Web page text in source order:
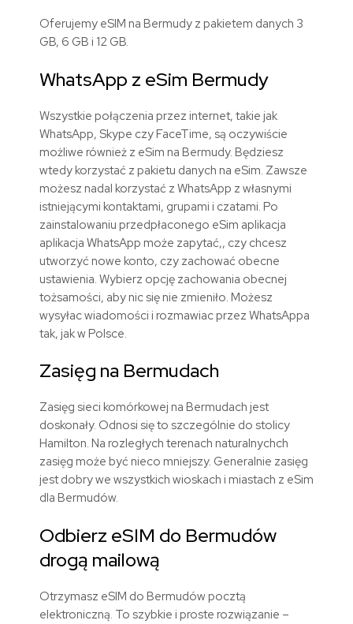
Oferujemy eSIM na Bermudy z pakietem danych 3
GB, 6 GB i 12 GB.
WhatsApp z eSim Bermudy
Wszystkie połączenia przez internet, takie jak
WhatsApp, Skype czy FaceTime, są oczywiście
możliwe również z eSim na Bermudy. Będziesz
wtedy korzystać z pakietu danych na eSim. Zawsze
możesz nadal korzystać z WhatsApp z własnymi
istniejącymi kontaktami, grupami i czatami. Po
zainstalowaniu przedpłaconego eSim aplikacja
aplikacja WhatsApp może zapytać,, czy chcesz
utworzyć nowe konto, czy zachować obecne
ustawienia. Wybierz opcję zachowania obecnej
tożsamości, aby nic się nie zmieniło. Możesz
wysyłac wiadomości i rozmawiac przez WhatsAppa
tak, jak w Polsce.
Zasięg na Bermudach
Zasięg sieci komórkowej na Bermudach jest
doskonały. Odnosi się to szczególnie do stolicy
Hamilton. Na rozległych terenach naturalnychch
zasięg może być nieco mniejszy. Generalnie zasięg
jest dobry we wszystkich wioskach i miastach z eSim
dla Bermudów.
Odbierz eSIM do Bermudów
drogą mailową
Otrzymasz eSIM do Bermudów pocztą
elektroniczną. To szybkie i proste rozwiązanie –